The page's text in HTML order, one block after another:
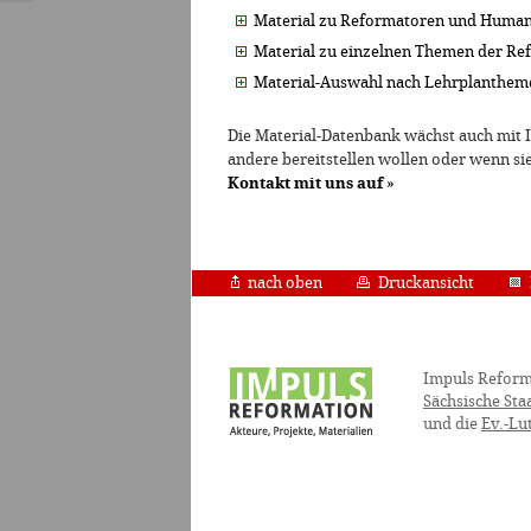
Material zu Reformatoren und
Material zu einzelnen Themen der
Material-Auswahl nach
Die Material-Datenbank wächst auch
andere bereitstellen wollen oder wenn
Kontakt mit uns auf»
nach oben Druckansicht
Impuls
Sächsische
und die Ev.-